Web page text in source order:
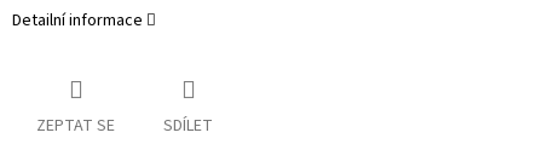
Detailní informace
ZEPTAT SE SDÍLET